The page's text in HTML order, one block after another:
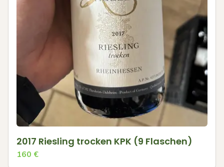
2017 Riesling trocken KPK (9 Flaschen)
160 €